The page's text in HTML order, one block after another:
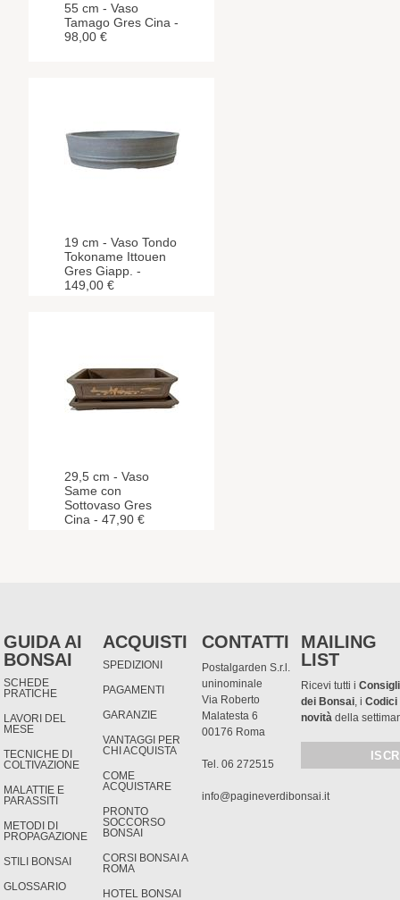
55 cm - Vaso
Tamago Gres Cina -
98,00 €
19 cm - Vaso Tondo
Tokoname Ittouen
Gres Giapp. -
149,00 €
29,5 cm - Vaso
Same con
Sottovaso Gres
Cina - 47,90 €
GUIDA AI
BONSAI
SCHEDE
PRATICHE
LAVORI DEL
MESE
TECNICHE DI
COLTIVAZIONE
MALATTIE E
PARASSITI
METODI DI
PROPAGAZIONE
STILI BONSAI
GLOSSARIO
ACQUISTI
SPEDIZIONI
PAGAMENTI
GARANZIE
VANTAGGI PER
CHI ACQUISTA
COME
ACQUISTARE
PRONTO
SOCCORSO
BONSAI
CORSI BONSAI A
ROMA
HOTEL BONSAI
CONTATTI
Postalgarden S.r.l.
uninominale
Via Roberto
Malatesta 6
00176 Roma
Tel. 06 272515
info@pagineverdibonsai.it
MAILING
LIST
Ricevi tutti i
dei Bonsai, iCodici
novità della